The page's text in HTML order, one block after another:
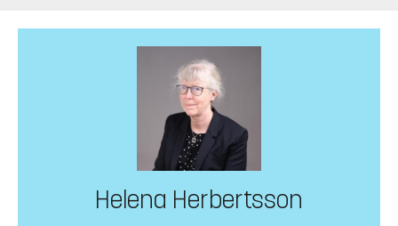
Helena Herbertsson